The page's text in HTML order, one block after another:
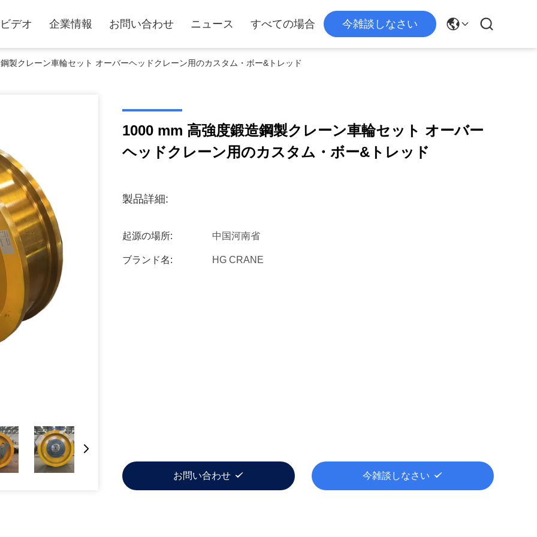
ビデオ 企業情報 お問い合わせ ニュース すべての場合 今雑談しなさい
製クレーン車輪セット オーバーヘッドクレーン用のカスタム・ボー&トレッド
1000 mm 高強度鍛造鋼製クレーン車輪セット オーバー
ヘッドクレーン用のカスタム・ボー&トレッド
製品詳細:
起源の場所: 中国河南省
ブランド名: HG CRANE
お問い合わせ 今雑談しなさい